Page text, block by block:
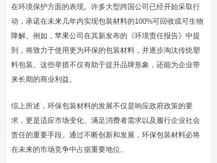
在环境保护方面的表现。许多大型跨国公司已经开始采取行
动，承诺在未来几年内实现包装材料的100%可回收或可生物
降解。例如，苹果公司在其新发布的《环境责任报告》中提
到，将致力于使用更为环保的包装材料，并逐步淘汰传统塑
料包装。这些举措不仅有助于提升品牌形象，还能为企业带
来长期的商业利益。
综上所述，环保包装材料的发展不仅是响应政府政策的要
求，更是适应市场变化、满足消费者需求以及履行企业社会
责任的重要手段。通过不断创新和发展，环保包装材料必将
在未来的市场竞争中占据重要地位。